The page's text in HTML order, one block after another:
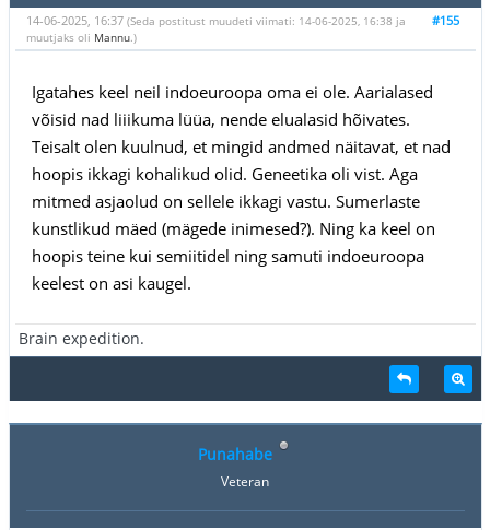
#155
14-06-2025, 16:37 (Seda postitust muudeti viimati: 14-06-2025, 16:38 ja
muutjaks oli Mannu.)
Igatahes keel neil indoeuroopa oma ei ole. Aarialased
võisid nad liiikuma lüüa, nende elualasid hõivates.
Teisalt olen kuulnud, et mingid andmed näitavat, et nad
hoopis ikkagi kohalikud olid. Geneetika oli vist. Aga
mitmed asjaolud on sellele ikkagi vastu. Sumerlaste
kunstlikud mäed (mägede inimesed?). Ning ka keel on
hoopis teine kui semiitidel ning samuti indoeuroopa
keelest on asi kaugel.
Brain expedition.
Punahabe
Veteran